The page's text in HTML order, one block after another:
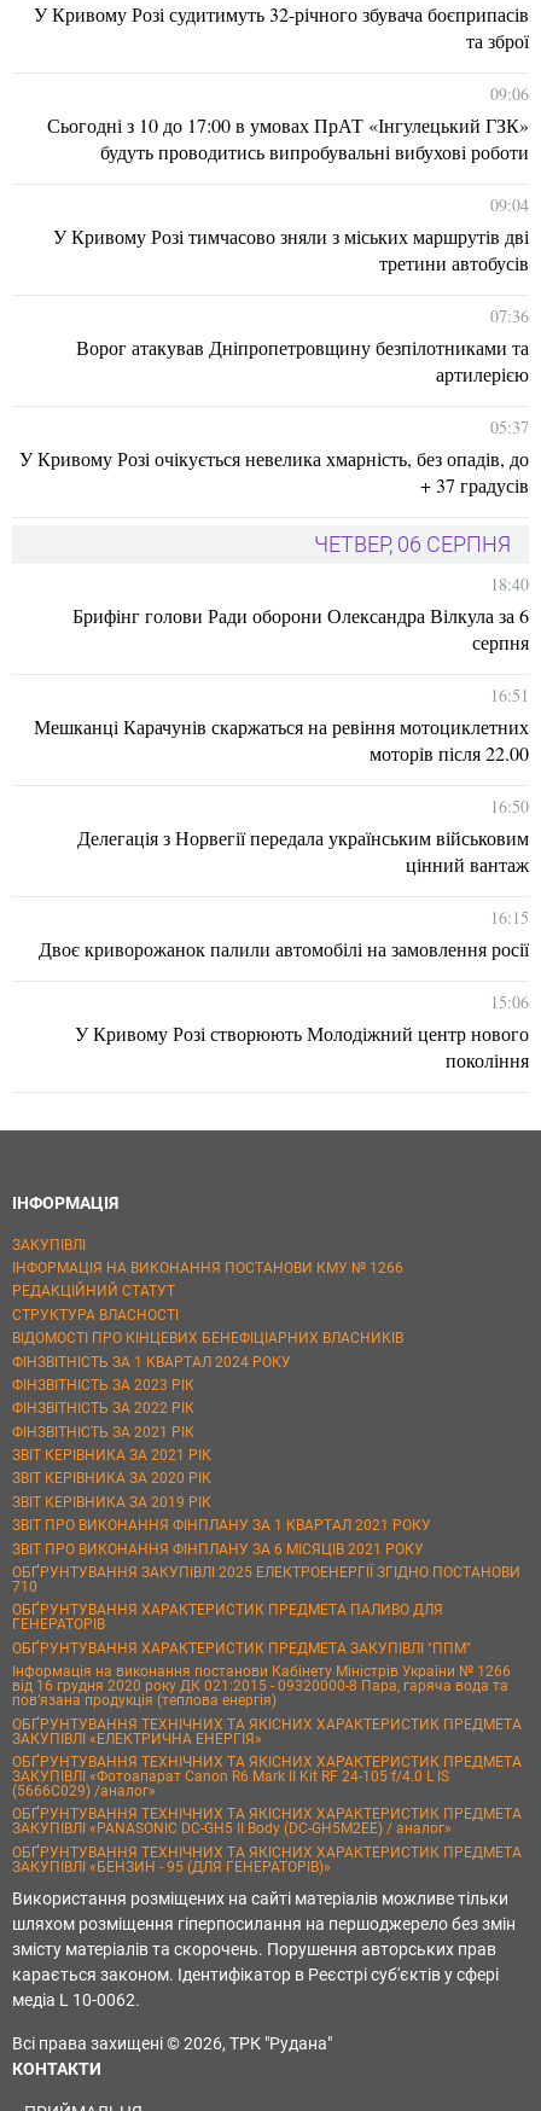
У Кривому Розі судитимуть 32-річного збувача боєприпасів
та зброї
09:06
Сьогодні з 10 до 17:00 в умовах ПрАТ «Інгулецький ГЗК»
будуть проводитись випробувальні вибухові роботи
09:04
У Кривому Розі тимчасово зняли з міських маршрутів дві
третини автобусів
07:36
Ворог атакував Дніпропетровщину безпілотниками та
артилерією
05:37
У Кривому Розі очікується невелика хмарність, без опадів, до
+ 37 градусів
ЧЕТВЕР, 06 СЕРПНЯ
18:40
Брифінг голови Ради оборони Олександра Вілкула за 6
серпня
16:51
Мешканці Карачунів скаржаться на ревіння мотоциклетних
моторів після 22.00
16:50
Делегація з Норвегії передала українським військовим
цінний вантаж
16:15
Двоє криворожанок палили автомобілі на замовлення росії
15:06
У Кривому Розі створюють Молодіжний центр нового
покоління
ІНФОРМАЦІЯ
ЗАКУПІВЛІ
ІНФОРМАЦІЯ НА ВИКОНАННЯ ПОСТАНОВИ КМУ № 1266
РЕДАКЦІЙНИЙ СТАТУТ
СТРУКТУРА ВЛАСНОСТІ
ВІДОМОСТІ ПРО КІНЦЕВИХ БЕНЕФІЦІАРНИХ ВЛАСНИКІВ
ФІНЗВІТНІСТЬ ЗА 1 КВАРТАЛ 2024 РОКУ
ФІНЗВІТНІСТЬ ЗА 2023 РІК
ФІНЗВІТНІСТЬ ЗА 2022 РІК
ФІНЗВІТНІСТЬ ЗА 2021 РІК
ЗВІТ КЕРІВНИКА ЗА 2021 РІК
ЗВІТ КЕРІВНИКА ЗА 2020 РІК
ЗВІТ КЕРІВНИКА ЗА 2019 РІК
ЗВІТ ПРО ВИКОНАННЯ ФІНПЛАНУ ЗА 1 КВАРТАЛ 2021 РОКУ
ЗВІТ ПРО ВИКОНАННЯ ФІНПЛАНУ ЗА 6 МІСЯЦІВ 2021 РОКУ
ОБҐРУНТУВАННЯ ЗАКУПІВЛІ 2025 ЕЛЕКТРОЕНЕРГІЇ ЗГІДНО ПОСТАНОВИ
710
ОБҐРУНТУВАННЯ ХАРАКТЕРИСТИК ПРЕДМЕТА ПАЛИВО ДЛЯ
ГЕНЕРАТОРІВ
ОБҐРУНТУВАННЯ ХАРАКТЕРИСТИК ПРЕДМЕТА ЗАКУПІВЛІ "ППМ"
Інформація на виконання постанови Кабінету Міністрів України № 1266
від 16 грудня 2020 року ДК 021:2015 - 09320000-8 Пара, гаряча вода та
пов’язана продукція (теплова енергія)
ОБҐРУНТУВАННЯ ТЕХНІЧНИХ ТА ЯКІСНИХ ХАРАКТЕРИСТИК ПРЕДМЕТА
ЗАКУПІВЛІ «ЕЛЕКТРИЧНА ЕНЕРГІЯ»
ОБҐРУНТУВАННЯ ТЕХНІЧНИХ ТА ЯКІСНИХ ХАРАКТЕРИСТИК ПРЕДМЕТА
ЗАКУПІВЛІ «Фотоапарат Canon R6 Mark II Kit RF 24-105 f/4.0 L IS
(5666C029) /аналог»
ОБҐРУНТУВАННЯ ТЕХНІЧНИХ ТА ЯКІСНИХ ХАРАКТЕРИСТИК ПРЕДМЕТА
ЗАКУПІВЛІ «PANASONIC DC-GH5 II Body (DC-GH5M2EE) / аналог»
ОБҐРУНТУВАННЯ ТЕХНІЧНИХ ТА ЯКІСНИХ ХАРАКТЕРИСТИК ПРЕДМЕТА
ЗАКУПІВЛІ «БЕНЗИН - 95 (ДЛЯ ГЕНЕРАТОРІВ)»
Використання розміщених на сайті матеріалів можливе тільки
шляхом розміщення гіперпосилання на першоджерело без змін
змісту матеріалів та скорочень. Порушення авторських прав
карається законом. Ідентифікатор в Реєстрі суб'єктів у сфері
медіа L 10-0062.
Всі права захищені © 2026, ТРК "Рудана"
КОНТАКТИ